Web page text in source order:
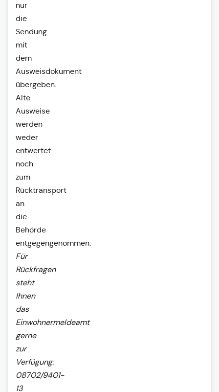
nur
die
Sendung
mit
dem
Ausweisdokument
übergeben.
Alte
Ausweise
werden
weder
entwertet
noch
zum
Rücktransport
an
die
Behörde
entgegengenommen.
Für
Rückfragen
steht
Ihnen
das
Einwohnermeldeamt
gerne
zur
Verfügung:
08702/9401-
13